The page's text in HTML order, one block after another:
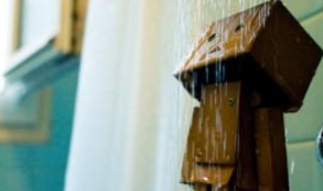
Bantu Naura, Balita Hebat
Tumor Pembuluh Darah
Hidup Naura Salsabila dipenuhi
rintangan yang sangat berat.
berusia sepuluh bulan, bayi yang
menghadapi penyakit yang dahsyat,
pembuluh darah berukuran...